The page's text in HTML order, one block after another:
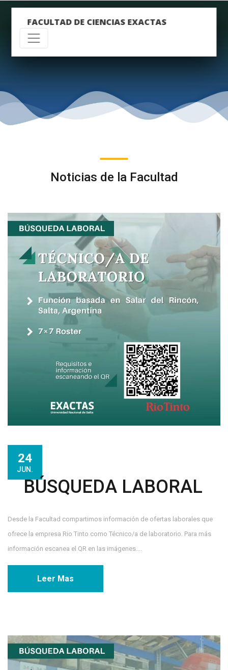
FACULTAD DE CIENCIAS EXACTAS
Noticias de la Facultad
24
JUN.
BÚSQUEDA LABORAL
Desde la Facultad compartimos información de ofertas laborales que
ofrece la empresa Rio Tinto como Técnico/a de laboratorio. Para más
información escanea el QR en las imágenes....
Leer Mas